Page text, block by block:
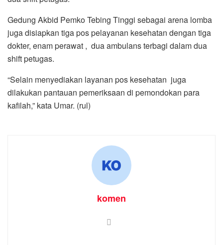
Gedung Akbid Pemko Tebing Tinggi sebagai arena lomba
juga disiapkan tiga pos pelayanan kesehatan dengan tiga
dokter, enam perawat , dua ambulans terbagi dalam dua
shift petugas.
“Selain menyediakan layanan pos kesehatan juga
dilakukan pantauan pemeriksaan di pemondokan para
kafilah,” kata Umar. (rul)
komen